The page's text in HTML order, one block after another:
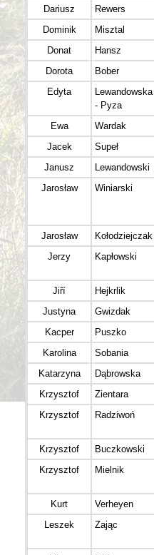
Dariusz
Rewers
Dominik
Misztal
Donat
Hansz
Dorota
Bober
Edyta
Lewandowska
- Pyza
Ewa
Wardak
Jacek
Supeł
Janusz
Lewandowski
Jarosław
Winiarski
Jarosław
Kołodziejczak
Jerzy
Kapłowski
Jiří
Hejkrlik
Justyna
Gwizdak
Kacper
Puszko
Karolina
Sobania
Katarzyna
Dąbrowska
Krzysztof
Zientara
Krzysztof
Radziwoń
Krzysztof
Buczkowski
Krzysztof
Mielnik
Kurt
Verheyen
Leszek
Zając